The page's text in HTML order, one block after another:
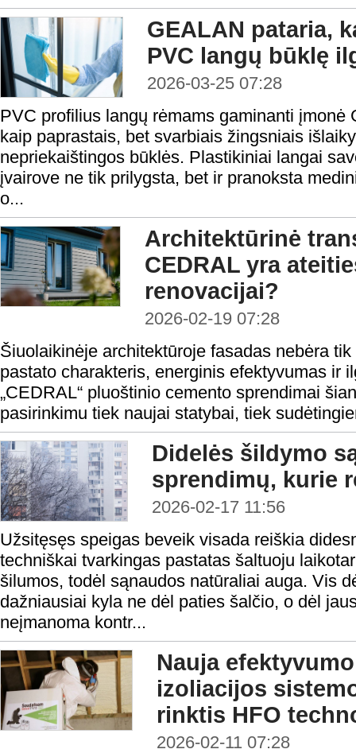
GEALAN pataria,
PVC langų būklę
2026-03-25 07:28
PVC profilius langų rėmams gaminanti įmonė
kaip paprastais, bet svarbiais žingsniais
nepriekaištingos būklės. Plastikiniai langai
įvairove ne tik prilygsta, bet ir pranoksta
o...
Architektūrinė
CEDRAL yra
renovacijai?
2026-02-19 07:28
Šiuolaikinėje architektūroje fasadas nebėra
pastato charakteris, energinis efektyvumas ir
„CEDRAL“ pluoštinio cemento sprendimai
pasirinkimu tiek naujai statybai, tiek
Didelės šildymo
sprendimų, kurie
2026-02-17 11:56
Užsitęsęs speigas beveik visada reiškia
techniškai tvarkingas pastatas šaltuoju
šilumos, todėl sąnaudos natūraliai auga. Vis
dažniausiai kyla ne dėl paties šalčio, o dėl
neįmanoma kontr...
Nauja
izoliacijos
rinktis HFO
2026-02-11 07:28